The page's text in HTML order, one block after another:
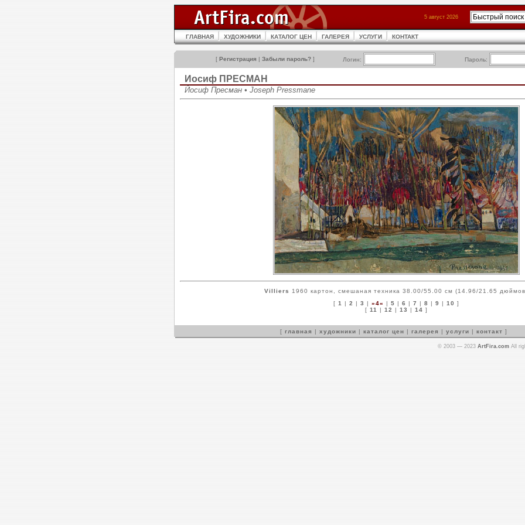
5 август 2026
ГЛАВНАЯ ХУДОЖНИКИ КАТАЛОГ ЦЕН ГАЛЕРЕЯ УСЛУГИ КОНТАКТ
[ Регистрация | Забыли пароль? ] Логин: Пароль:
Иосиф ПРЕСМАН
Йосиф Пресман • Joseph Pressmane
Villiers
1960 картон, смешаная техника 38.00/55.00 см (14.96/21.65
[ 1 | 2 | 3 | »4« | 5 | 6 | 7 | 8 | 9 | 10 ]
[ 11 | 12 | 13 | 14 ]
[ главная | художники | каталог цен | галерея | услуги | контакт ]
© 2003 — 2023 ArtFira.com All